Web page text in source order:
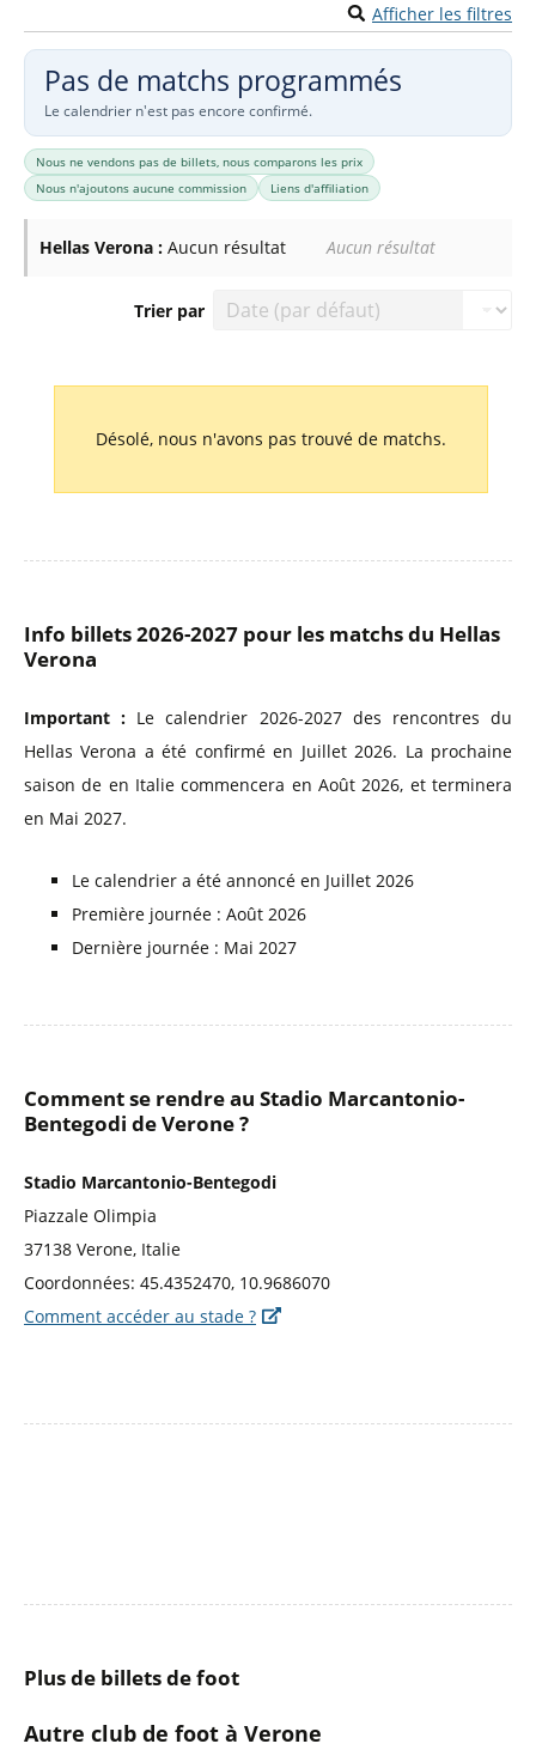
Afficher les filtres
Pas de matchs programmés
Le calendrier n'est pas encore confirmé.
Nous ne vendons pas de billets, nous comparons les prix
Nous n'ajoutons aucune commission
Liens d'affiliation
Hellas Verona : Aucun résultat Aucun résultat
Trier par
Désolé, nous n'avons pas trouvé de matchs.
Info billets 2026-2027 pour les matchs du Hellas
Verona
Important : Le calendrier 2026-2027 des rencontres du
Hellas Verona a été confirmé en Juillet 2026. La prochaine
saison de en Italie commencera en Août 2026, et terminera
en Mai 2027.
Le calendrier a été annoncé en Juillet 2026
Première journée : Août 2026
Dernière journée : Mai 2027
Comment se rendre au Stadio Marcantonio-
Bentegodi de Verone ?
Stadio Marcantonio-Bentegodi
Piazzale Olimpia
37138 Verone, Italie
Coordonnées: 45.4352470, 10.9686070
Comment accéder au stade ?
Plus de billets de foot
Autre club de foot à Verone